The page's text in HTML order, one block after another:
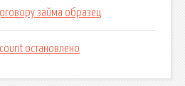
займа образец
остановлено